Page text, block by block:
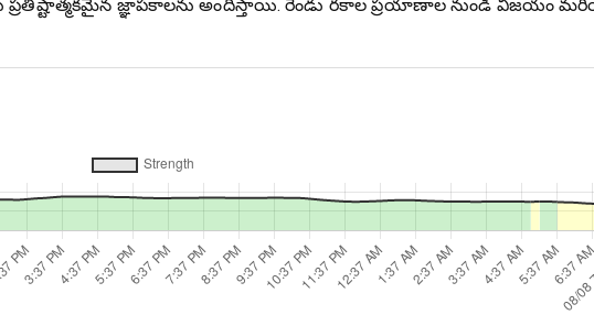
జ్ఞాపకాలను అందిస్తాయి. రెండు రకాల ప్రయాణాల నుండి విజయం